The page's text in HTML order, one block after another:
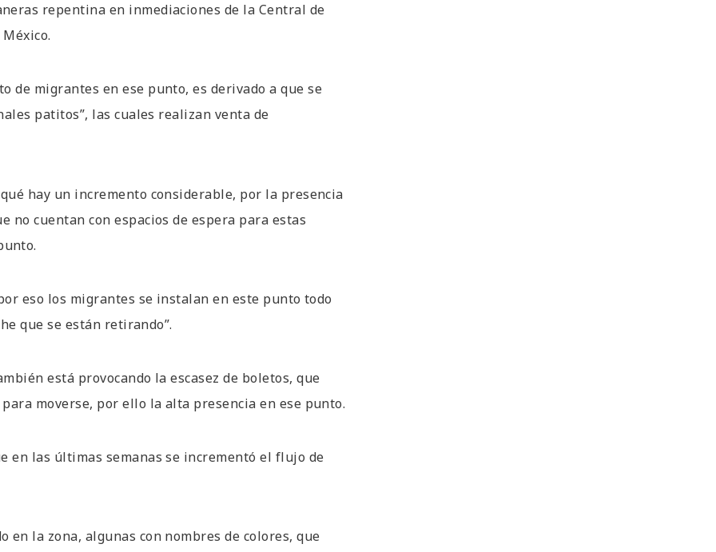
repentina en inmediaciones de la Central de
de migrantes en ese punto, es derivado a que se
patitos”, las cuales realizan venta de
hay un incremento considerable, por la presencia
no cuentan con espacios de espera para estas
eso los migrantes se instalan en este punto todo
que se están retirando”.
está provocando la escasez de boletos, que
moverse, por ello la alta presencia en ese punto.
en las últimas semanas se incrementó el flujo de
la zona, algunas con nombres de colores, que